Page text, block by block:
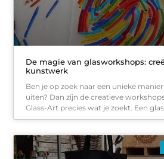
De magie van glasworkshops:
kunstwerk
Ben je op zoek naar een unieke
uiten? Dan zijn de creatieve
Glass-Art precies wat je zoekt. Een